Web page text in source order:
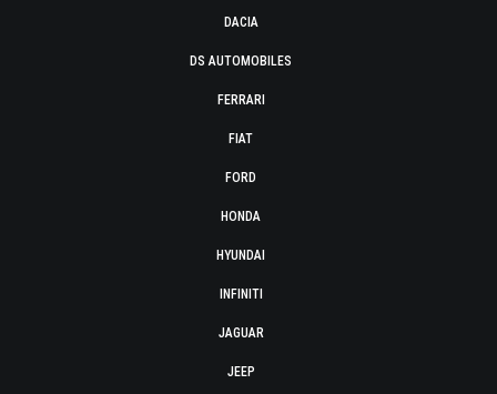
DACIA
DS AUTOMOBILES
FERRARI
FIAT
FORD
HONDA
HYUNDAI
INFINITI
JAGUAR
JEEP